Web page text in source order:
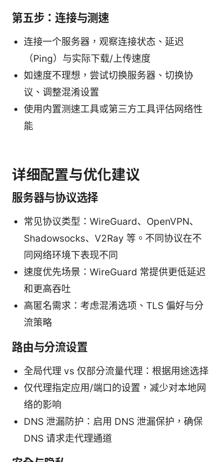
第五步：连接与测速
连接一个服务器，观察连接状态、延迟
（Ping）与实际下载/上传速度
如速度不理想，尝试切换服务器、切换协
议、调整混淆设置
使用内置测速工具或第三方工具评估网络性
能
详细配置与优化建议
服务器与协议选择
常见协议类型：WireGuard、OpenVPN、
Shadowsocks、V2Ray 等。不同协议在不
同网络环境下表现不同
速度优先场景：WireGuard 常提供更低延迟
和更高吞吐
高匿名需求：考虑混淆选项、TLS 偏好与分
流策略
路由与分流设置
全局代理 vs 仅部分流量代理：根据用途选择
仅代理指定应用/端口的设置，减少对本地网
络的影响
DNS 泄漏防护：启用 DNS 泄漏保护，确保
DNS 请求走代理通道